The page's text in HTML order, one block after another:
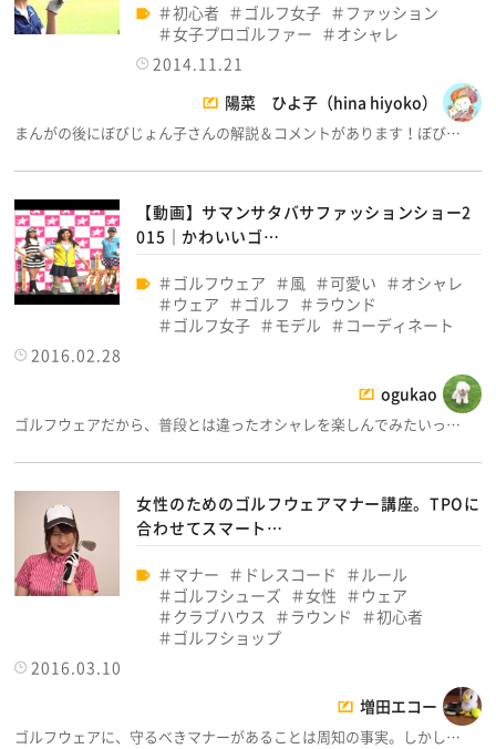
初心者 ゴルフ女子
ファッション
女子プロゴルファー
オシャレ
2014.11.21
陽菜 ひよ子（hina hiyoko）
まんがの後にぼびじょん子さんの解説＆コメントがあります！ぼび…
【動画】サマンサタバサファッションショー2
015｜かわいいゴ…
ゴルフウェア 風 可愛い
オシャレ
ウェア
ゴルフ
ラウンド
ゴルフ女子
モデル
コーディネート
2016.02.28
ogukao
ゴルフウェアだから、普段とは違ったオシャレを楽しんでみたいっ…
女性のためのゴルフウェアマナー講座。TPOに
合わせてスマート…
マナー ドレスコード
ルール
ゴルフシューズ
女性
ウェア
クラブハウス
ラウンド
初心者
ゴルフショップ
2016.03.10
増田エコー
ゴルフウェアに、守るべきマナーがあることは周知の事実。しかし…